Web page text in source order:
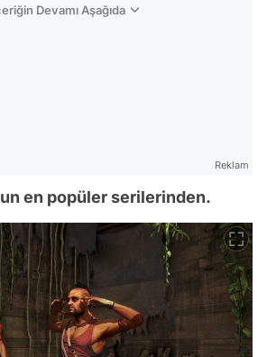
Devamı Aşağıda
Reklam
en popüler serilerinden.